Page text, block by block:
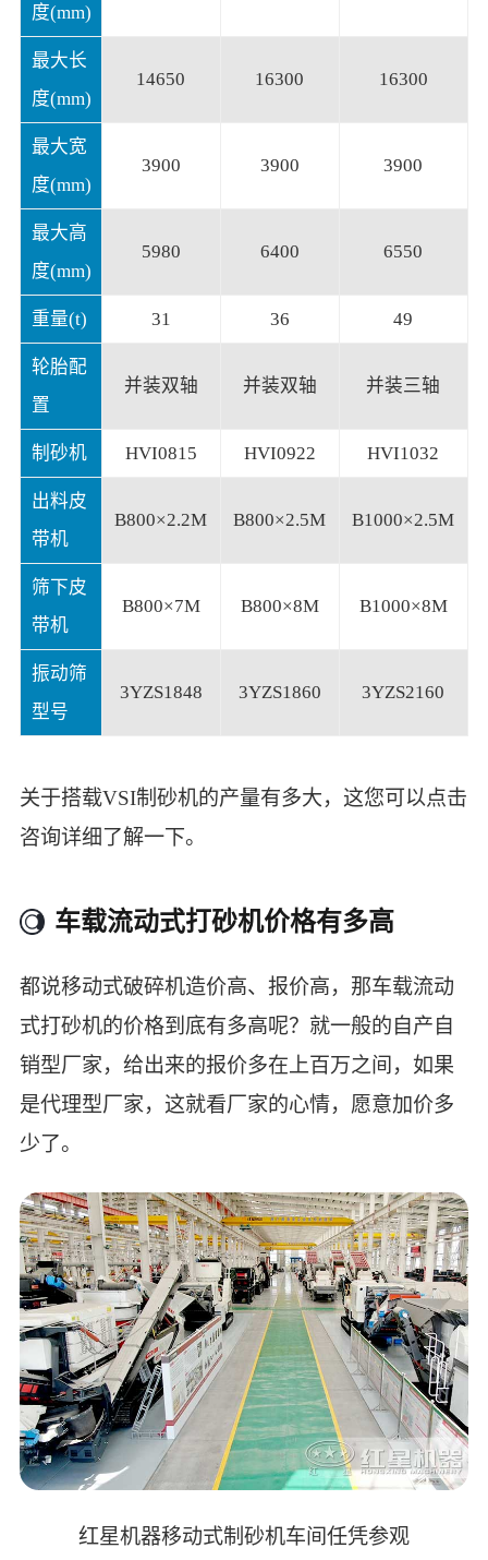
度(mm)
最大长
度(mm)
14650 16300 16300
最大宽
度(mm)
3900 3900 3900
最大高
度(mm)
5980 6400 6550
重量(t) 31 36 49
轮胎配
置
并装双轴 并装双轴 并装三轴
制砂机 HVI0815 HVI0922 HVI1032
出料皮
带机
B800×2.2M B800×2.5M B1000×2.5M
筛下皮
带机
B800×7M B800×8M B1000×8M
振动筛
型号
3YZS1848 3YZS1860 3YZS2160
关于搭载VSI制砂机的产量有多大，这您可以点击
咨询详细了解一下。
车载流动式打砂机价格有多高
都说移动式破碎机造价高、报价高，那车载流动
式打砂机的价格到底有多高呢？就一般的自产自
销型厂家，给出来的报价多在上百万之间，如果
是代理型厂家，这就看厂家的心情，愿意加价多
少了。
红星机器移动式制砂机车间任凭参观